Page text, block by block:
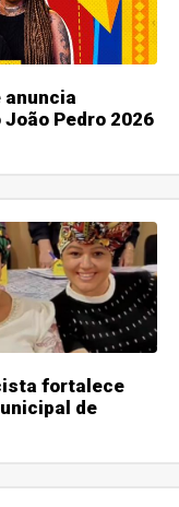
anuncia
Pedro 2026
fortalece
de